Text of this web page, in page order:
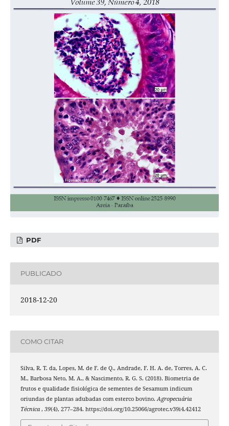
PDF
PUBLICADO
2018-12-20
COMO CITAR
Silva, R. T. da, Lopes, M. de F. de Q., Andrade, F. H. A. de, Torres, A. C.
M., Barbosa Neto, M. A., & Nascimento, R. G. S. (2018). Biometria de
frutos e qualidade fisiológica de sementes de Sesamum indicum
oriundas de plantas adubadas com esterco bovino.Agropecuária
Técnica , 39(4), 277–284. https://doi.org/10.25066/agrotec.v39i4.42412